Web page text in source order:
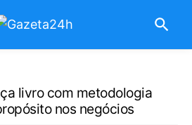
livro com metodologia
nos negócios